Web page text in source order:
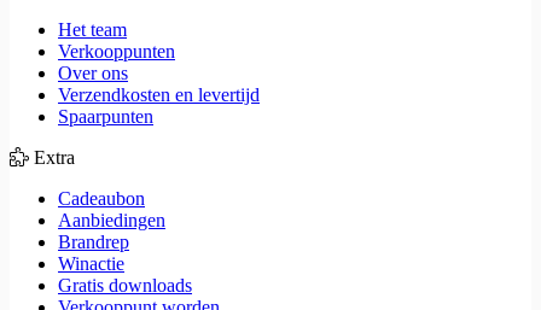
Het team
Verkooppunten
Over ons
Verzendkosten en levertijd
Spaarpunten
Extra
Cadeaubon
Aanbiedingen
Brandrep
Winactie
Gratis downloads